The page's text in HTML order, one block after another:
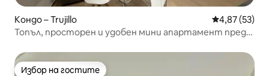
Кондо – Trujillo Средна
4,87 (53)
Топъл, просторен и удобен мини апартамент пред
Избор на гостите